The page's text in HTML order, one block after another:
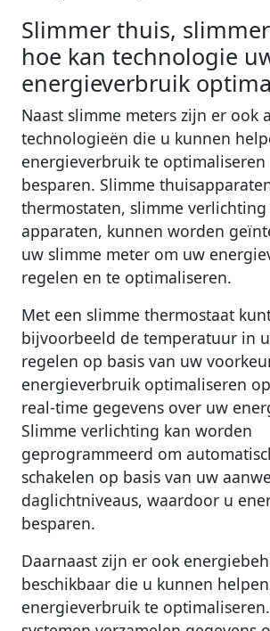
Slimmer thuis,
hoe kan technologie
energieverbruik
Naast slimme meters zijn er ook
technologieën die u kunnen
energieverbruik te optimaliseren
besparen. Slimme
thermostaten, slimme
apparaten, kunnen worden
uw slimme meter om uw
regelen en te optimaliseren.
Met een slimme thermostaat
bijvoorbeeld de temperatuur in
regelen op basis van uw
energieverbruik optimaliseren
real-time gegevens over uw
Slimme verlichting kan worden
geprogrammeerd om
schakelen op basis van uw
daglichtniveaus, waardoor u
besparen.
Daarnaast zijn er ook
beschikbaar die u kunnen
energieverbruik te